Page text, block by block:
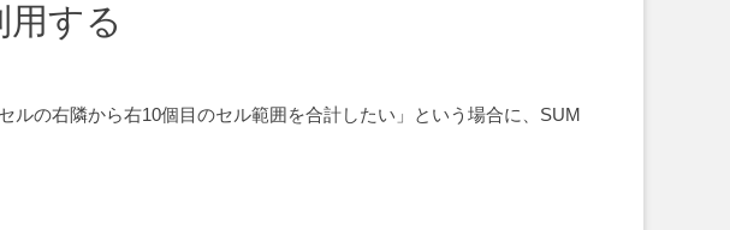
する
の右隣から右10個目のセル範囲を合計したい」という場合に、SUM